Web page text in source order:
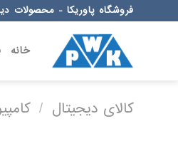
to
فروشگاه پاوریکا - محصولات
خانه
کالای دیجیتال /